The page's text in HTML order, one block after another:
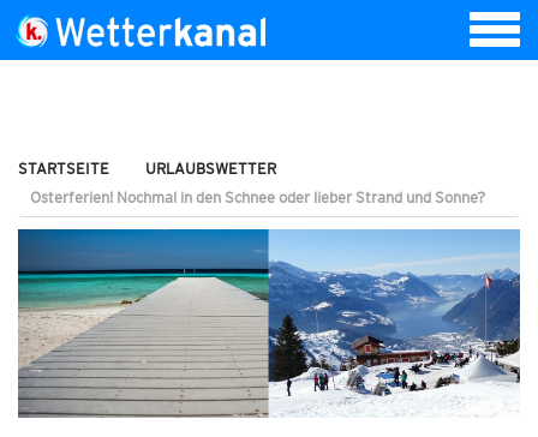
STARTSEITE
URLAUBSWETTER
Osterferien! Nochmal in den Schnee oder lieber Strand und Sonne?